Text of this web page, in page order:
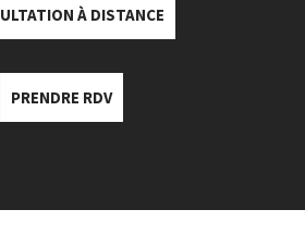
À DISTANCE
PRENDRE RDV